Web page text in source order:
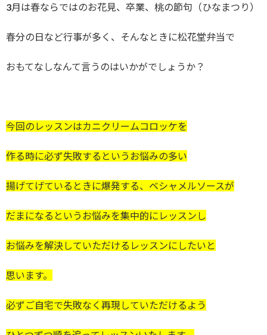
3月は春ならではのお花見、卒業、桃の節句（ひなまつり）
春分の日など行事が多く、そんなときに松花堂弁当で
おもてなしなんて言うのはいかがでしょうか？
今回のレッスンはカニクリームコロッケを
作る時に必ず失敗するというお悩みの多い
揚げてげているときに爆発する、ベシャメルソースが
だまになるというお悩みを集中的にレッスンし
お悩みを解決していただけるレッスンにしたいと
思います。
必ずご自宅で失敗なく再現していただけるよう